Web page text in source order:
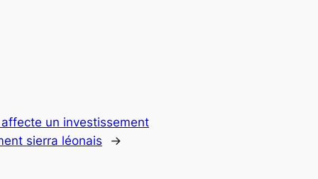
un investissement
sierra léonais
→